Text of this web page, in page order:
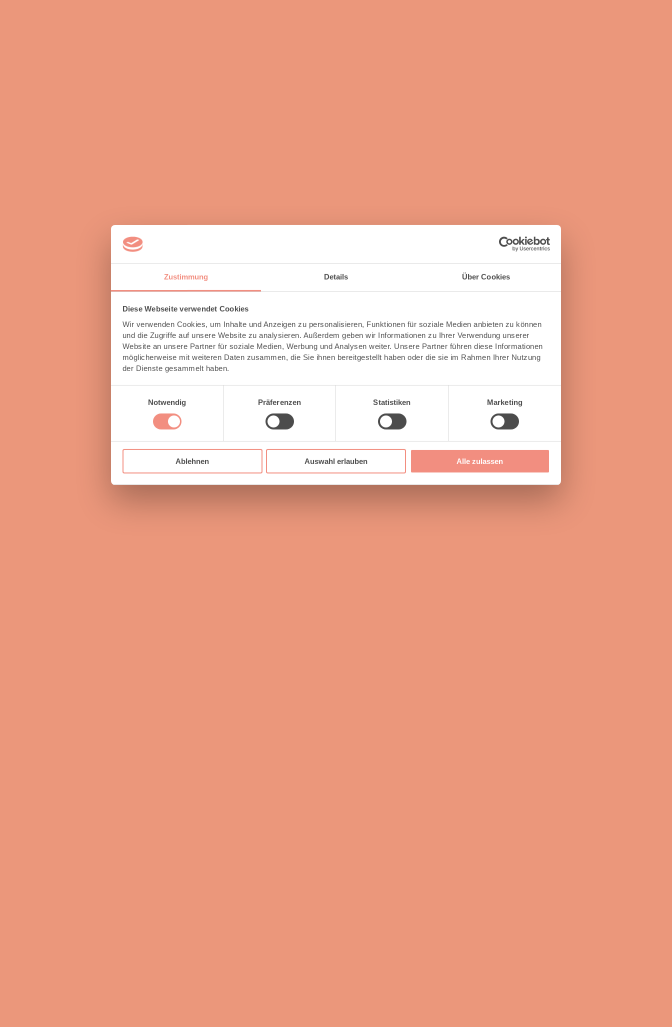
Zustimmung Details Über Cookies
Diese Webseite verwendet Cookies
Wir verwenden Cookies, um Inhalte und Anzeigen zu personalisieren, Funktionen für soziale Medien anbieten zu können
und die Zugriffe auf unsere Website zu analysieren. Außerdem geben wir Informationen zu Ihrer Verwendung unserer
Website an unsere Partner für soziale Medien, Werbung und Analysen weiter. Unsere Partner führen diese Informationen
möglicherweise mit weiteren Daten zusammen, die Sie ihnen bereitgestellt haben oder die sie im Rahmen Ihrer Nutzung
der Dienste gesammelt haben.
Notwendig
Präferenzen Statistiken Marketing
Ablehnen Auswahl erlauben Alle zulassen